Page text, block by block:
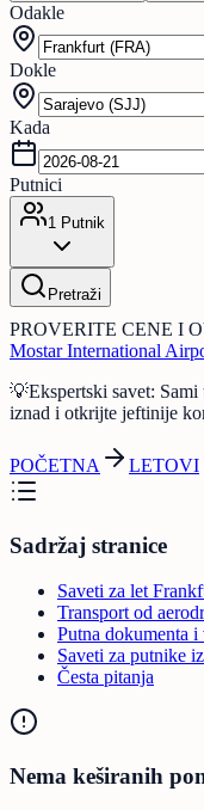
Odakle
Dokle
Kada
Putnici
1 Putnik
Pretraži
PROVERITE CENE I
Mostar International
💡Ekspertski savet:
iznad i otkrijte jeftinije
POČETNA LETOVI
Sadržaj stranice
Saveti za let
Transport od
Putna dokumenta i
Saveti za putnike
Česta pitanja
Nema keširanih